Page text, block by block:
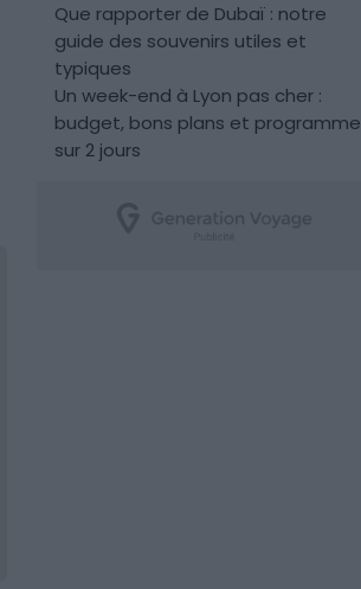
Que rapporter de Dubaï : notre
guide des souvenirs utiles et
typiques
Un week-end à Lyon pas cher :
budget, bons plans et programme
sur 2 jours